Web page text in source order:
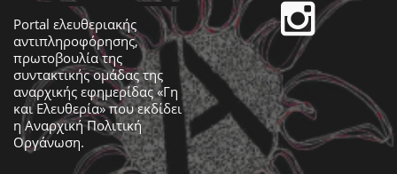
Portal ελευθεριακής
αντιπληροφόρησης,
πρωτοβουλία της
συντακτικής ομάδας της
αναρχικής εφημερίδας «Γη
και Ελευθερία» που εκδίδει
ηΑναρχική Πολιτική
Οργάνωση.